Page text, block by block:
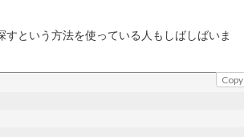
すという方法を使っている人もしばしばいま
Copy